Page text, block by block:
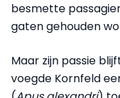
besmette
gaten gehouden
Maar zijn passie
voegde Kornfeld